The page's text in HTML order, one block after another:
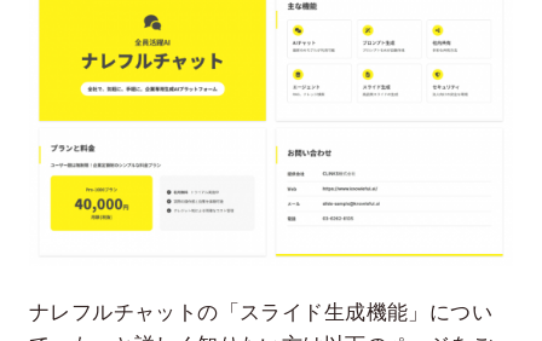
ナレフルチャットの「スライド生成機能」につい